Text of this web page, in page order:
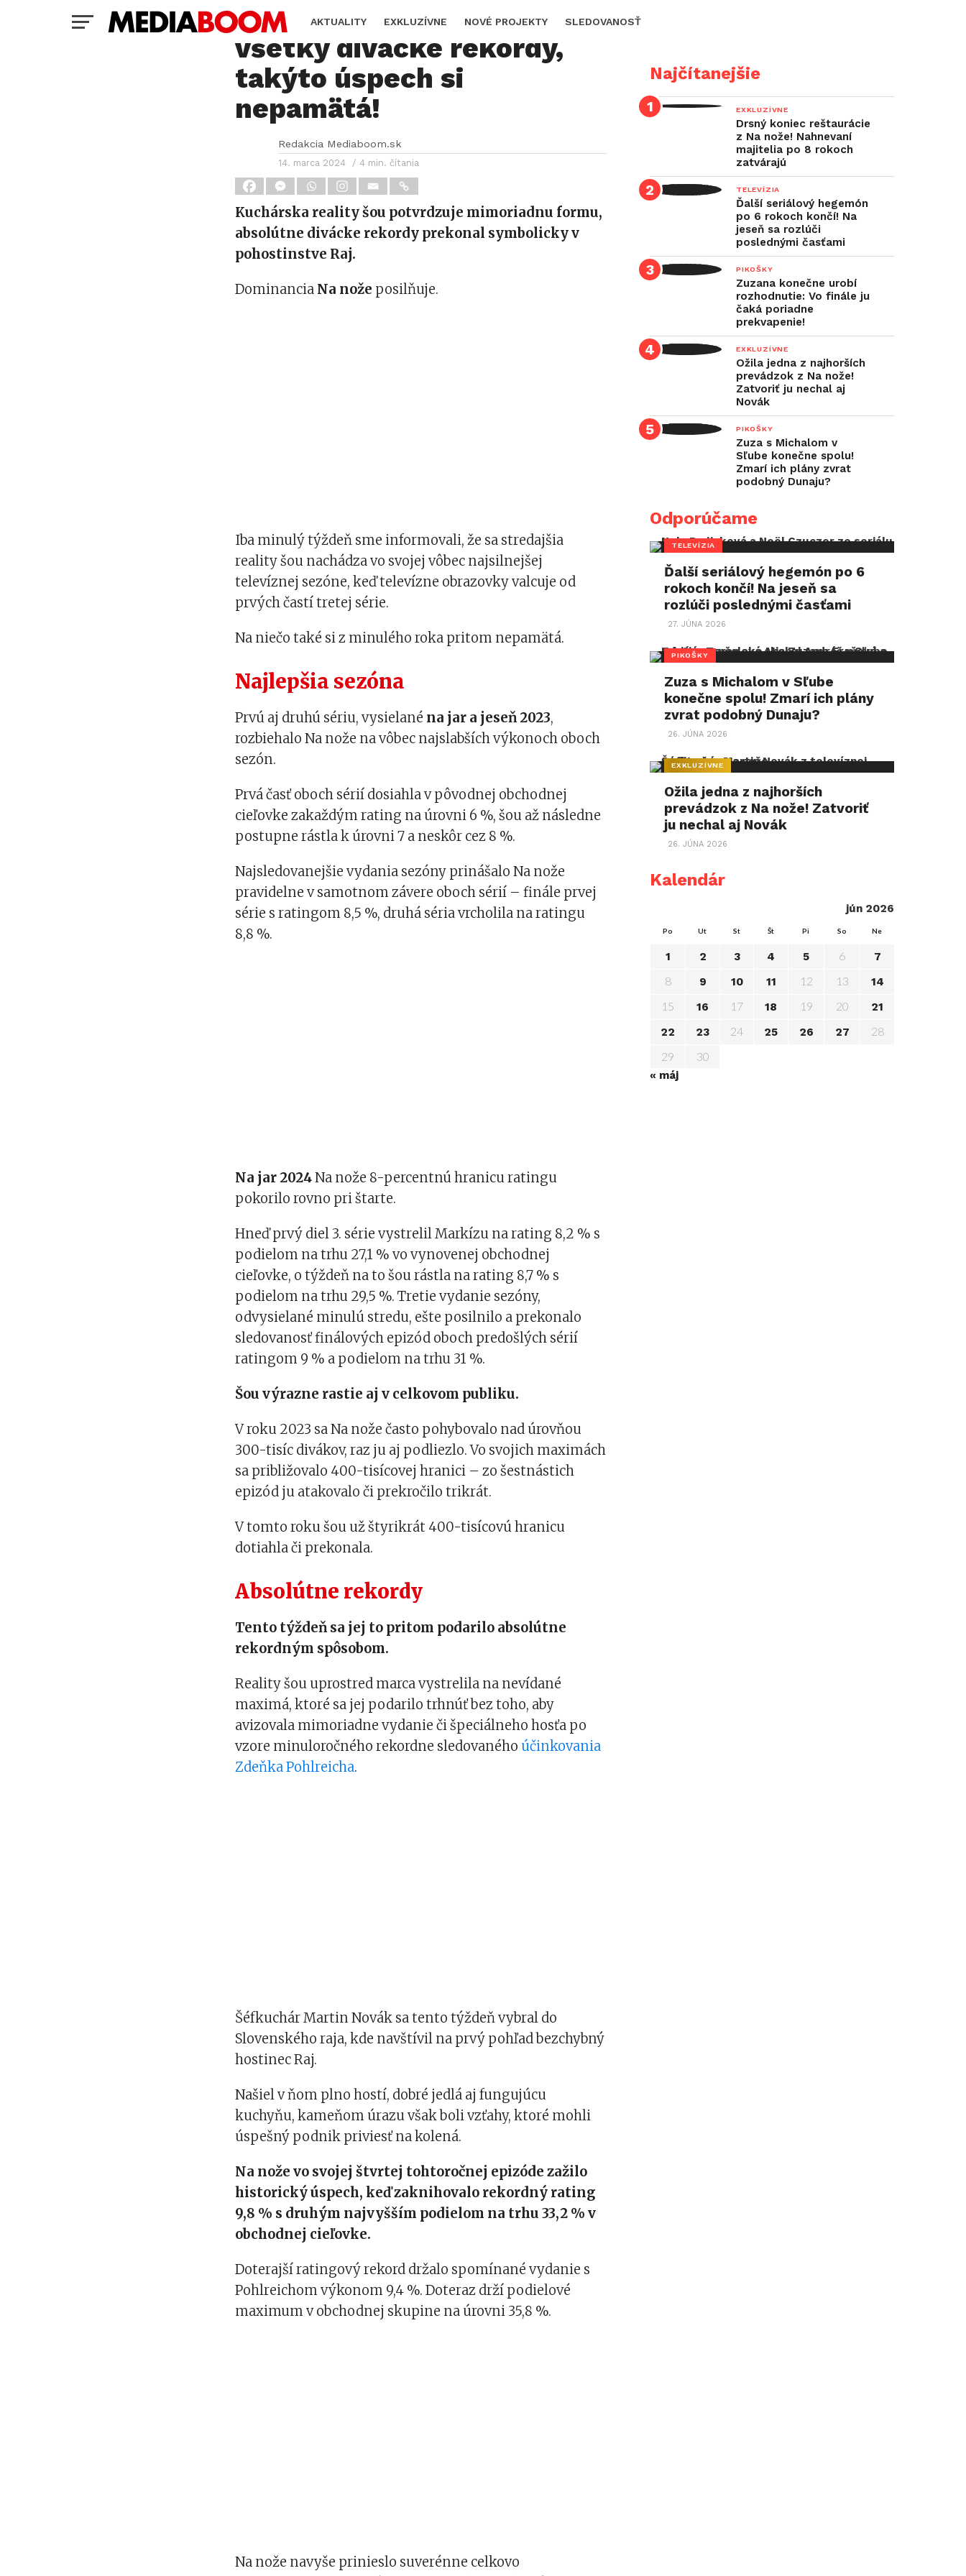
AKTUALITY EXKLUZÍVNE NOVÉ PROJEKTY SLEDOVANOSŤ
Na nože ako v raji: Padli
všetky divácke rekordy,
takýto úspech si
nepamätá!
Redakcia Mediaboom.sk
14. marca 2024 / 4 min. čítania
Kuchárska reality šou potvrdzuje mimoriadnu formu,
absolútne divácke rekordy prekonal symbolicky v
pohostinstve Raj.
Dominancia Na nože posilňuje.
Iba minulý týždeň sme informovali, že sa stredajšia
reality šou nachádza vo svojej vôbec najsilnejšej
televíznej sezóne, keď televízne obrazovky valcuje od
prvých častí tretej série.
Na niečo také si z minulého roka pritom nepamätá.
Najlepšia sezóna
Prvú aj druhú sériu, vysielané na jar a jeseň 2023,
rozbiehalo Na nože na vôbec najslabších výkonoch oboch
sezón.
Prvá časť oboch sérií dosiahla v pôvodnej obchodnej
cieľovke zakaždým rating na úrovni 6 %, šou až následne
postupne rástla k úrovni 7 a neskôr cez 8 %.
Najsledovanejšie vydania sezóny prinášalo Na nože
pravidelne v samotnom závere oboch sérií – finále prvej
série s ratingom 8,5 %, druhá séria vrcholila na ratingu
8,8 %.
Na jar 2024Na nože 8-percentnú hranicu ratingu
pokorilo rovno pri štarte.
Hneď prvý diel 3. série vystrelil Markízu na rating 8,2 % s
podielom na trhu 27,1 % vo vynovenej obchodnej
cieľovke, o týždeň na to šou rástla na rating 8,7 % s
podielom na trhu 29,5 %. Tretie vydanie sezóny,
odvysielané minulú stredu, ešte posilnilo a prekonalo
sledovanosť finálových epizód oboch predošlých sérií
ratingom 9 % a podielom na trhu 31 %.
Šou výrazne rastie aj v celkovom publiku.
V roku 2023 sa Na nože často pohybovalo nad úrovňou
300-tisíc divákov, raz ju aj podliezlo. Vo svojich maximách
sa približovalo 400-tisícovej hranici – zo šestnástich
epizód ju atakovalo či prekročilo trikrát.
V tomto roku šou už štyrikrát 400-tisícovú hranicu
dotiahla či prekonala.
Absolútne rekordy
Tento týždeň sa jej to pritom podarilo absolútne
rekordným spôsobom.
Reality šou uprostred marca vystrelila na nevídané
maximá, ktoré sa jej podarilo trhnúť bez toho, aby
avizovala mimoriadne vydanie či špeciálneho hosťa po
vzore minuloročného rekordne sledovaného účinkovania
Zdeňka Pohlreicha.
Šéfkuchár Martin Novák sa tento týždeň vybral do
Slovenského raja, kde navštívil na prvý pohľad bezchybný
hostinec Raj.
Našiel v ňom plno hostí, dobré jedlá aj fungujúcu
kuchyňu, kameňom úrazu však boli vzťahy, ktoré mohli
úspešný podnik priviesť na kolená.
Na nože vo svojej štvrtej tohtoročnej epizóde zažilo
historický úspech, keď zaknihovalo rekordný rating
9,8 % s druhým najvyšším podielom na trhu 33,2 % v
obchodnej cieľovke.
Doterajší ratingový rekord držalo spomínané vydanie s
Pohlreichom výkonom 9,4 %. Doteraz drží podielové
maximum v obchodnej skupine na úrovni 35,8 %.
Na nože navyše prinieslo suverénne celkovo
Najčítanejšie
EXKLUZÍVNE
Drsný koniec reštaurácie
z Na nože! Nahnevaní
majitelia po 8 rokoch
zatvárajú
TELEVÍZIA
Ďalší seriálový hegemón
po 6 rokoch končí! Na
jeseň sa rozlúči
poslednými časťami
PIKOŠKY
Zuzana konečne urobí
rozhodnutie: Vo finále ju
čaká poriadne
prekvapenie!
EXKLUZÍVNE
Ožila jedna z najhorších
prevádzok z Na nože!
Zatvoriť ju nechal aj
Novák
PIKOŠKY
Zuza s Michalom v
Sľube konečne spolu!
Zmarí ich plány zvrat
podobný Dunaju?
Odporúčame
TELEVÍZIA
Ďalší seriálový hegemón po 6
rokoch končí! Na jeseň sa
rozlúči poslednými časťami
27. JÚNA 2026
PIKOŠKY
Zuza s Michalom v Sľube
konečne spolu! Zmarí ich plány
zvrat podobný Dunaju?
26. JÚNA 2026
EXKLUZÍVNE
Ožila jedna z najhorších
prevádzok z Na nože! Zatvoriť
ju nechal aj Novák
26. JÚNA 2026
Kalendár
jún 2026
Po Ut St Št Pi So Ne
1 2 3 4 5 6 7
8 9 10 11 12 13 14
15 16 17 18 19 20
21
22
23 24 25 26 27
28
29
30
« máj